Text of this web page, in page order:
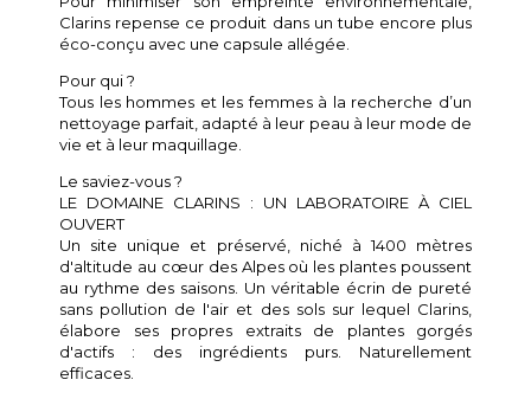
Clarins repense ce produit dans un tube encore plus
éco-conçu avec une capsule allégée.
Pour qui ?
Tous les hommes et les femmes à la recherche d’un
nettoyage parfait, adapté à leur peau à leur mode de
vie et à leur maquillage.
Le saviez-vous ?
LE DOMAINE CLARINS : UN LABORATOIRE À CIEL
OUVERT
Un site unique et préservé, niché à 1400 mètres
d'altitude au cœur des Alpes où les plantes poussent
au rythme des saisons. Un véritable écrin de pureté
sans pollution de l'air et des sols sur lequel Clarins,
élabore ses propres extraits de plantes gorgés
d'actifs : des ingrédients purs. Naturellement
efficaces.